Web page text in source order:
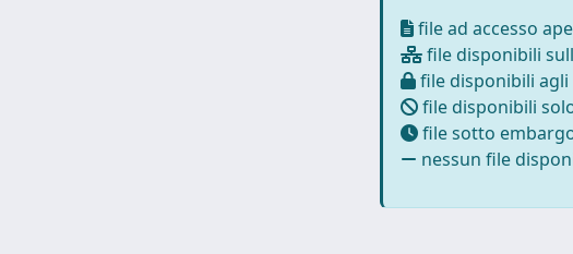
file ad accesso
file disponibili
file disponibili
file disponibili
file sotto
nessun file